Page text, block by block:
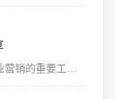
如今，社交媒体平台成为了个人品牌打造和商业营销的重要工具，而在众多平台中，今日头条凭借其强大的内容分...